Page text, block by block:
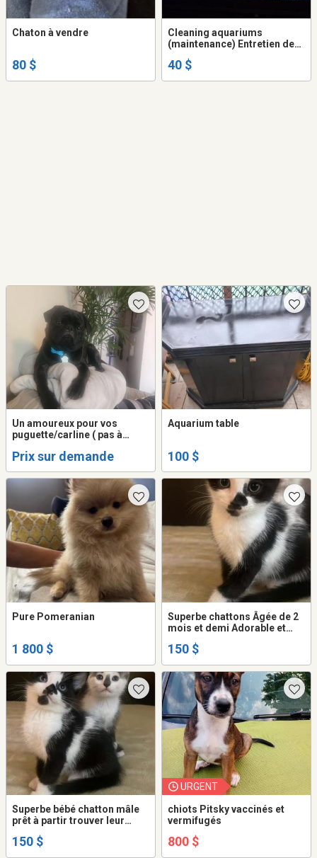
Chaton à vendre
80 $
Cleaning aquariums
(maintenance) Entretien des
40 $
Un amoureux pour vos
puguette/carline ( pas à
Prix sur demande
Aquarium table
100 $
Pure Pomeranian
1 800 $
Superbe chattons Âgée de 2
mois et demi Adorable et
150 $
Superbe bébé chatton mâle
prêt à partir trouver leur
150 $
URGENT
chiots Pitsky vaccinés et
vermifugés
800 $